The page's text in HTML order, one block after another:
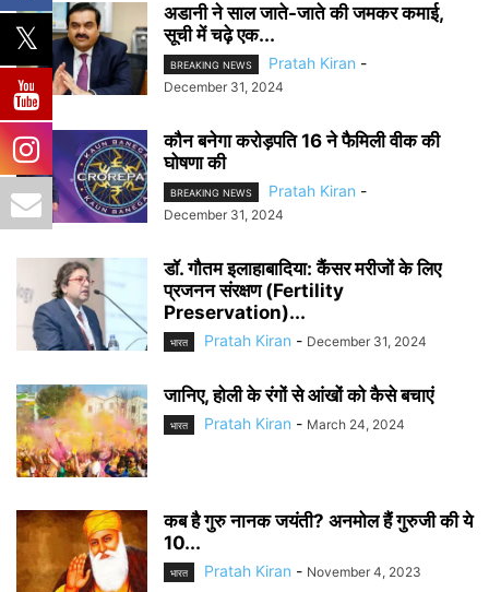
अडानी ने साल जाते-जाते की जमकर कमाई,
सूची में चढ़े एक...
BREAKING NEWS Pratah Kiran -
December 31, 2024
कौन बनेगा करोड़पति 16 ने फैमिली वीक की
घोषणा की
BREAKING NEWS Pratah Kiran -
December 31, 2024
डॉ. गौतम इलाहाबादिया: कैंसर मरीजों के लिए
प्रजनन संरक्षण (Fertility
Preservation)...
भारत Pratah Kiran - December 31, 2024
जानिए, होली के रंगों से आंखों को कैसे बचाएं
भारत Pratah Kiran - March 24, 2024
कब है गुरु नानक जयंती? अनमोल हैं गुरुजी की ये
10...
भारत Pratah Kiran - November 4, 2023